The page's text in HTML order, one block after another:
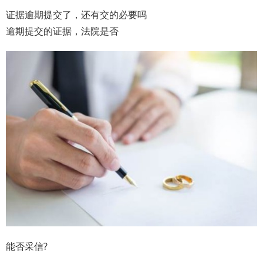
证据逾期提交了，还有交的必要吗
逾期提交的证据，法院是否
能否采信?